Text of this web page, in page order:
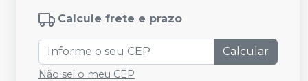
Calcule frete e prazo
Calcular
Não sei o meu CEP